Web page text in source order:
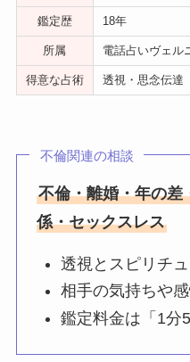
鑑定歴 18年
所属 電話占いヴェル
得意な占術 透視・思念伝達
不倫関連の相談
不倫・離婚・年の差
係・セックスレス
透視とスピリチ
相手の気持ちや
鑑定料金は「1分